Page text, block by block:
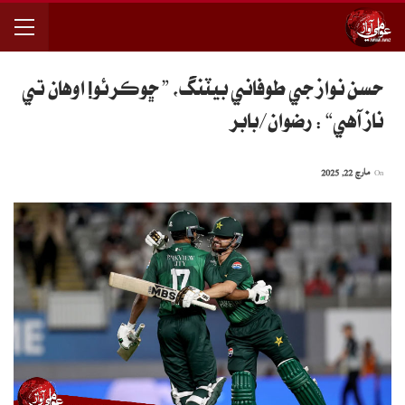
حسن نواز جي طوفاني بيٽنگ، ” ڇوڪرئو! اوهان تي
ناز آهي“ : رضوان/بابر
مارچ 22, 2025